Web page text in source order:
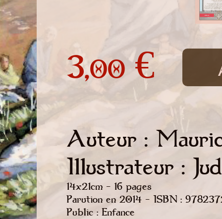
3,00€
Auteur :
Illustrateur :
14x21cm - 16 pages
Parution en 2014 - ISBN :
Public : Enfance